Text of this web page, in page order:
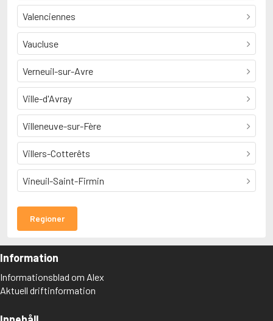
Valenciennes
Vaucluse
Verneuil-sur-Avre
Ville-d'Avray
Villeneuve-sur-Fère
Villers-Cotterêts
Vineuil-Saint-Firmin
Regioner
Information
Informationsblad om Alex
Aktuell driftinformation